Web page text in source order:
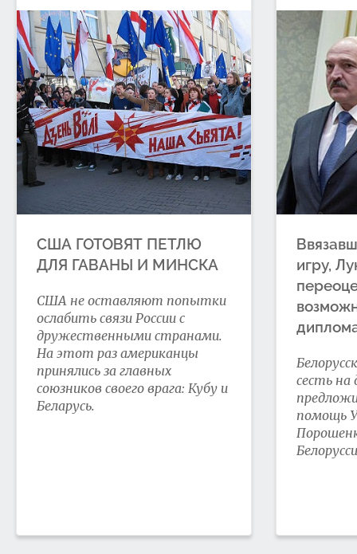
США ГОТОВЯТ ПЕТЛЮ
ДЛЯ ГАВАНЫ И МИНСКА
США не оставляют попытки
ослабить связи России с
дружественными странами.
На этот раз американцы
принялись за главных
союзников своего врага: Кубу и
Беларусь.
игру,
сесть на
помощь